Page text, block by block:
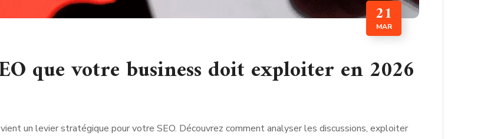
21
MAR
que votre business doit exploiter en 2026
un levier stratégique pour votre SEO. Découvrez comment analyser les discussions, exploiter